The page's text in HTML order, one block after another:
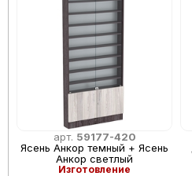
арт. 59177-420
Ясень Анкор темный + Ясень
Анкор светлый
Изготовление